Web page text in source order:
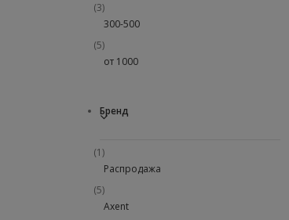
300-500
(3)
от 1000
(5)
Бренд
Распродажа
(1)
Axent
(5)